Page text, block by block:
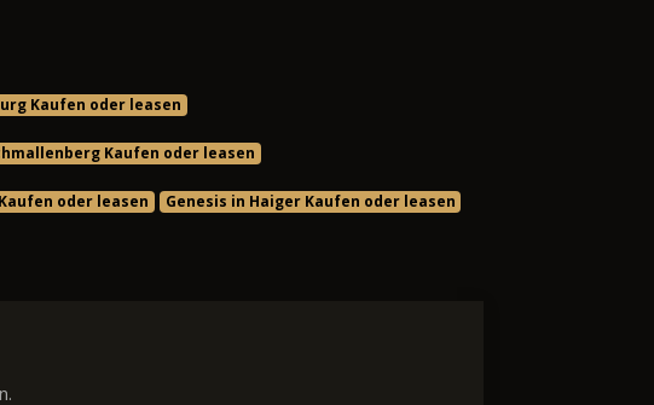
Kaufen oder leasen
Kaufen oder leasen
oder leasen Genesis in Haiger Kaufen oder leasen